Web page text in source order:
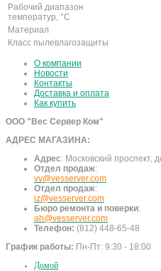
Рабочий диапазон
температур, °С
Материал
Класс пылевлагозащиты
О компании
Новости
Контакты
Доставка и оплата
Как купить
ООО "Вес Сервер Ком"
АДРЕС МАГАЗИНА:
Адрес: Московский проспект,
Отдел продаж:
vv@vesserver.com
Отдел продаж:
iz@vesserver.com
Бюро ремонта и поверки:
ah@vesserver.com
Телефон: (812) 448-65-48
График работы: Пн-Пт: 9:30 - 18:00
Домой